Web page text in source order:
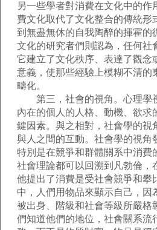
另一些學者對消費在文化中的作
費文化取代了文化整合的傳統形
到無盡無休的自我陶醉的揮霍的
文化的研究者們則認為，任何社
它建立了文化秩序、表達了觀念
意義，使那些經驗上模糊不清的
疇化。
第三，社會的視角。心理學
內在的個人的人格、動機、欲求
鍵因素。與之相對，社會學的視
與人之間的互動。社會學的視角
特別是在競爭和群體關系中消費
社會理論都可以回溯到凡勃倫，
他提出了消費是受社會競爭和攀
中，人們用物品來顯示自己，因
被出身、階級和社會等級所嚴格
們知道他們的地位，社會關系流